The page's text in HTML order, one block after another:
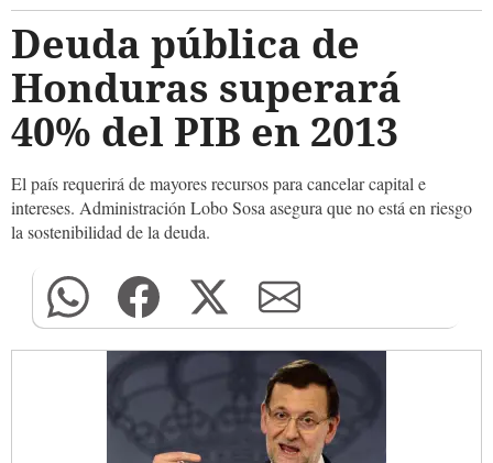
Deuda pública de
Honduras superará
40% del PIB en 2013
El país requerirá de mayores recursos para cancelar capital e
intereses. Administración Lobo Sosa asegura que no está en riesgo
la sostenibilidad de la deuda.